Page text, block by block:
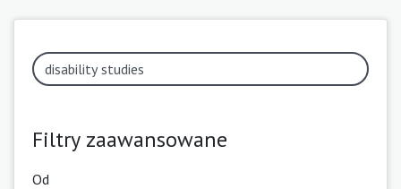
Filtry zaawansowane
Od